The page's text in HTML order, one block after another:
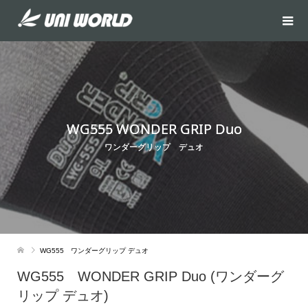
WG555 WONDER GRIP Duo
ワンダーグリップ デュオ
WG555 ワンダーグリップ デュオ
WG555 WONDER GRIP Duo (ワンダーグ
リップ デュオ)